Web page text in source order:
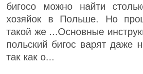
бигосо можно найти
хозяйок в Польше. Но
такой же ...Основные
польский бигос варят даже
так как о...